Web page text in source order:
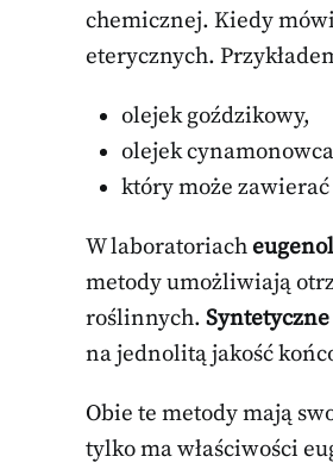
chemicznej. Kiedy
eterycznych.
olejek goździkowy,
olejek
który może
W laboratoriacheugenol
metody umożliwiają
roślinnych.
na jednolitą jakość
Obie te metody mają
tylko ma właściwości